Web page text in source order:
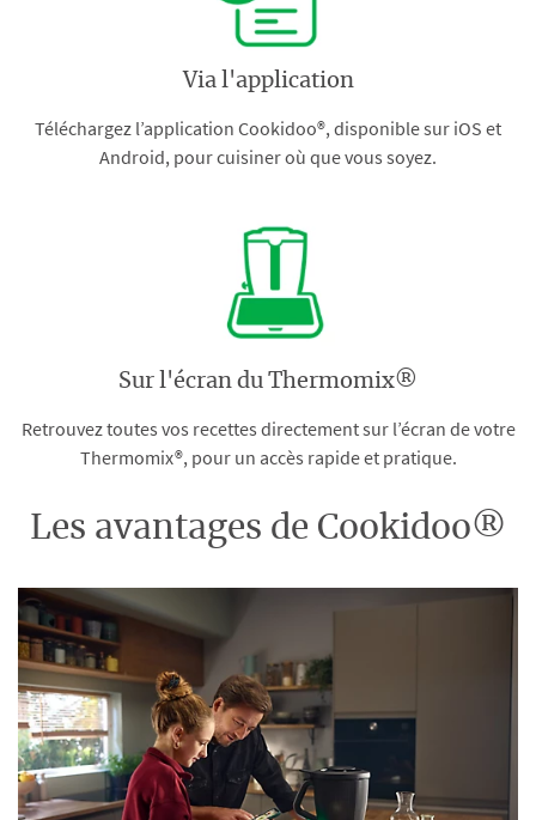
Via l'application
Téléchargez l’application Cookidoo®, disponible sur iOS et
Android, pour cuisiner où que vous soyez.
Sur l'écran du Thermomix®
Retrouvez toutes vos recettes directement sur l’écran de votre
Thermomix®, pour un accès rapide et pratique.
Les avantages de Cookidoo®